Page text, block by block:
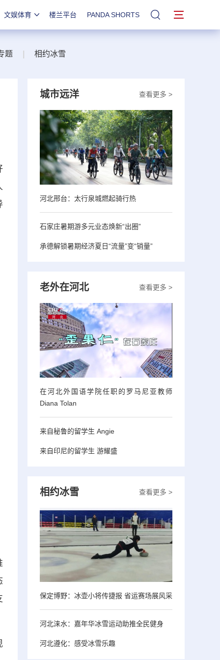
文娱体育 楼兰平台 PANDA SHORTS 站内搜索
题 相约冰雪
查看更多 >
城市远洋
河北邢台：太行泉城燃起骑行热
石家庄暑期游多元业态焕新“出圈”
承德解锁暑期经济夏日“流量”变“销量”
查看更多 >
老外在河北
在河北外国语学院任职的罗马尼亚教师
Diana Tolan
来自秘鲁的留学生 Angie
来自印尼的留学生 游耀盛
查看更多 >
相约冰雪
保定博野：冰壶小将传捷报 省运赛场展风采
河北涞水：嘉年华冰雪运动助推全民健身
河北遵化：感受冰雪乐趣